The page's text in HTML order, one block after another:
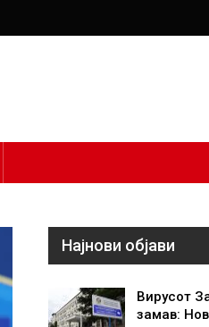
Најнови објави
Вирусот
замав: